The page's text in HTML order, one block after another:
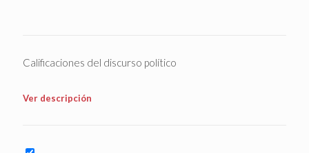
Calificaciones del discurso político
Ver descripción